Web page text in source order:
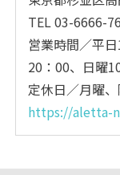
TEL 03-6666-
営業時間／平
20：00、日曜
定休日／月曜
https://aletta-